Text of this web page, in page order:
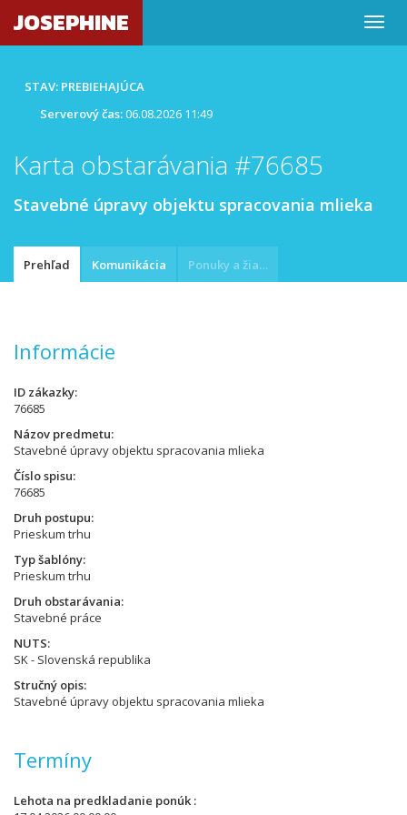
JOSEPHINE
STAV: PREBIEHAJÚCA
Serverový čas:06.08.2026 11:49
Karta obstarávania #76685
Stavebné úpravy objektu spracovania mlieka
Prehľad Komunikácia Ponuky a žiadosti
Informácie
ID zákazky
76685
Názov predmetu
Stavebné úpravy objektu spracovania mlieka
Číslo spisu
76685
Druh postupu
Prieskum trhu
Typ šablóny
Prieskum trhu
Druh obstarávania
Stavebné práce
NUTS
SK - Slovenská republika
Stručný opis
Stavebné úpravy objektu spracovania mlieka
Termíny
Lehota na predkladanie ponúk